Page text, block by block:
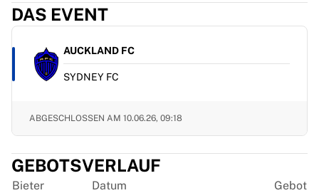
England Cricket
Delhi Capitals
Cricket Ireland
View all Cricket
View all Ice Hockey
Other
DAS EVENT
AUCKLAND FC
SYDNEY FC
ABGESCHLOSSEN AM 10.06.26, 09:18
GEBOTSVERLAUF
Bieter Datum Gebot